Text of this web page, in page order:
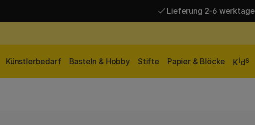
Lieferung 2-6 werktage
Künstlerbedarf Basteln & Hobby Stifte Papier & Blöcke Kids